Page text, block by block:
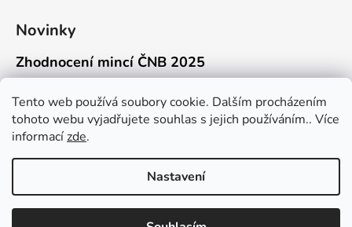
Tento web používá soubory cookie. Dalším procházením
tohoto webu vyjadřujete souhlas s jejich používáním.. Více
informacízde.
Nastavení
Novinky
Zhodnocení mincí ČNB 2025
Připravili jsme pro vás jednoduchý a př...
Mýty o přepravě zlatých mincí mimo EU
Kdo někdy držel v ruce zlatou minci Wie...